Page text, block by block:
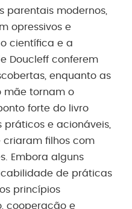
parentais modernos,
opressivos e
científica e a
Doucleff conferem
enquanto as
mãe tornam o
forte do livro
práticos e acionáveis,
criaram filhos com
Embora alguns
de práticas
princípios
cooperação e